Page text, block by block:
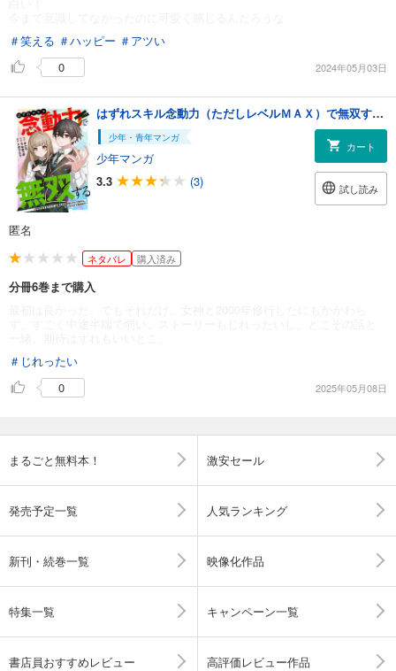
＃笑える ＃ハッピー ＃アツい
0
2024年05月03日
はずれスキル念動力（ただしレベルＭＡＸ）で無双する～手をかざすだけです。詠唱とか必殺技とかいりません。念じるだけで倒せます～(1)
少年・青年マンガ
少年マンガ
3.3
(3)
カート
試し読み
匿名
ネタバレ 購入済み
分冊6巻まで購入
＃じれったい
0
2025年05月08日
まるごと無料本！ 激安セール
発売予定一覧 人気ランキング
新刊・続巻一覧 映像化作品
特集一覧 キャンペーン一覧
書店員おすすめレビュー 高評価レビュー作品